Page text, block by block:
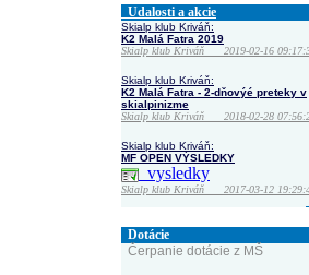
Udalosti a akcie
Skialp klub Kriváň:
K2 Malá Fatra 2019
Skialp klub Kriváň 2019-02-16
Skialp klub Kriváň:
K2 Malá Fatra - 2-dňovýé preteky v
skialpinizme
Skialp klub Kriváň 2018-02-28
Skialp klub Kriváň:
MF OPEN VÝSLEDKY
vysledky
Skialp klub Kriváň 2017-03-12
Dotácie
Čerpanie dotácie z MŠ